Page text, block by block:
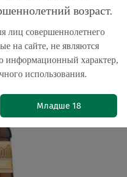
Блонд /
Blond
возраст.
лиц совершеннолетнего
на сайте, не являются
информационный характер,
использования.
Младше 18